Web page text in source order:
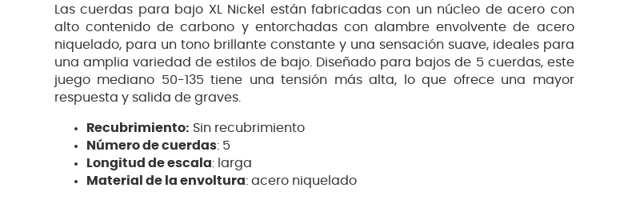
Las cuerdas para bajo XL Nickel están fabricadas con un núcleo de acero con
alto contenido de carbono y entorchadas con alambre envolvente de acero
niquelado, para un tono brillante constante y una sensación suave, ideales para
una amplia variedad de estilos de bajo. Diseñado para bajos de 5 cuerdas, este
juego mediano 50-135 tiene una tensión más alta, lo que ofrece una mayor
respuesta y salida de graves.
Recubrimiento: Sin recubrimiento
Número de cuerdas: 5
Longitud de escala: larga
Material de la envoltura: acero niquelado